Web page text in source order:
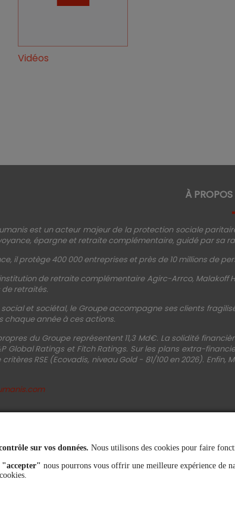
Vidéos
À
est un acteur majeur de la protection sociale
épargne et retraite complémentaire, guidé par sa
il protège 400 000 entreprises et près de 10 millions de
de retraite complémentaire Agirc-Arrco, Malakoff
de retraités.
social et sociétal, le Groupe accompagne ses clients
chaque année à ces actions.
du Groupe représentent 11,3 Md€. La solidité
Global Ratings et Fitch Ratings. Sur les plans extra-
RSE (Ecovadis, niveau Gold - 81/100 en 2026).
sur vos données. Nous utilisons des cookies pour faire
"accepter" nous pourrons vous offrir une meilleure expérience de